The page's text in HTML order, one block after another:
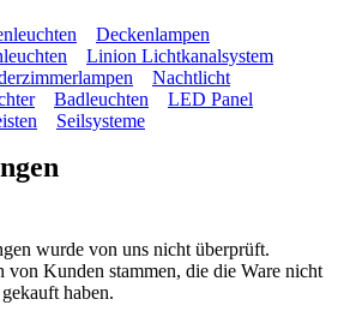
Deckenlampen
Linion Lichtkanalsystem
Nachtlicht
Badleuchten
LED Panel
Seilsysteme
wurde von uns nicht überprüft.
von Kunden stammen, die die Ware nicht
haben.